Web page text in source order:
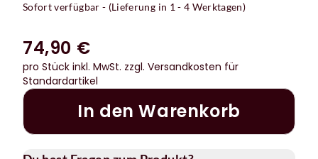
Sofort verfügbar - (Lieferung in 1 - 4 Werktagen)
74,90 €
pro Stück inkl. MwSt. zzgl. Versandkosten für
Standardartikel
In den Warenkorb